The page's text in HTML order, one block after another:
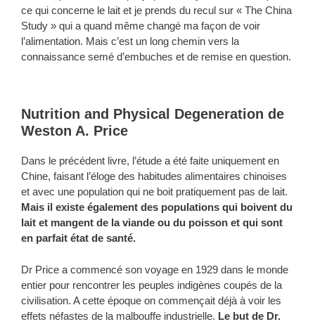
ce qui concerne le lait et je prends du recul sur « The China
Study » qui a quand même changé ma façon de voir
l’alimentation. Mais c’est un long chemin vers la
connaissance semé d’embuches et de remise en question.
Nutrition and Physical Degeneration de
Weston A. Price
Dans le précédent livre, l’étude a été faite uniquement en
Chine, faisant l’éloge des habitudes alimentaires chinoises
et avec une population qui ne boit pratiquement pas de lait.
Mais il existe également des populations qui boivent du
lait et mangent de la viande ou du poisson et qui sont
en parfait état de santé.
Dr Price a commencé son voyage en 1929 dans le monde
entier pour rencontrer les peuples indigènes coupés de la
civilisation. A cette époque on commençait déjà à voir les
effets néfastes de la malbouffe industrielle. Le but de Dr.